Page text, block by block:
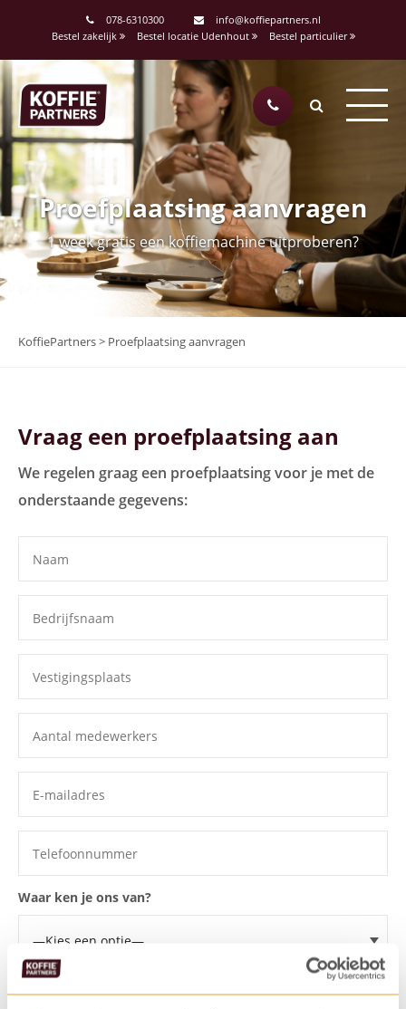
078-6310300
info@koffiepartners.nl
Bestel zakelijk
Bestel locatie Udenhout Bestel particulier
Proefplaatsing aanvragen
1 week gratis een koffiemachine uitproberen?
KoffiePartners> Proefplaatsing aanvragen
Vraag een proefplaatsing aan
We regelen graag een proefplaatsing voor je met de
onderstaande gegevens:
Waar ken je ons van?
Voor welke koffiemachine wil je een proefplaatsing?